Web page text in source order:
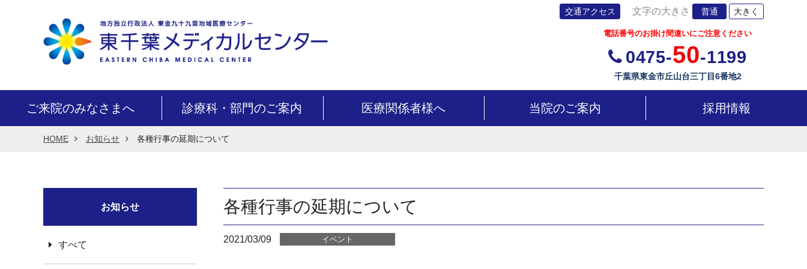
交通アクセス 文字の大きさ 普通 大きく
電話番号のお掛け間違いにご注意ください
0475-50-1199
千葉県東金市丘山台三丁目6番地2
ご来院のみなさまへ 診療科・部門のご案内 医療関係者様へ 当院のご案内 採用情報
HOME お知らせ 各種行事の延期について
各種行事の延期について
2021/03/09 イベント
お知らせ
すべて